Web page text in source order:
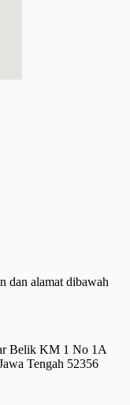
dan alamat dibawah
Belik KM 1 No 1A
Tengah 52356